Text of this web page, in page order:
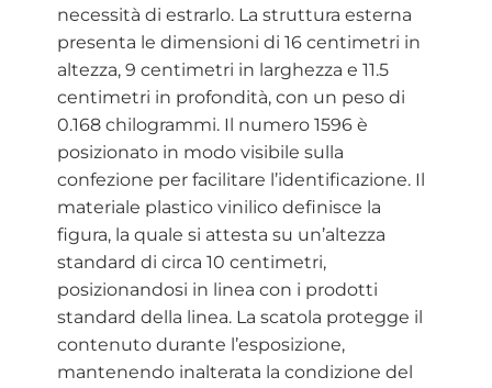
necessità di estrarlo. La struttura esterna
presenta le dimensioni di 16 centimetri in
altezza, 9 centimetri in larghezza e 11.5
centimetri in profondità, con un peso di
0.168 chilogrammi. Il numero 1596 è
posizionato in modo visibile sulla
confezione per facilitare l’identificazione. Il
materiale plastico vinilico definisce la
figura, la quale si attesta su un’altezza
standard di circa 10 centimetri,
posizionandosi in linea con i prodotti
standard della linea. La scatola protegge il
contenuto durante l’esposizione,
mantenendo inalterata la condizione del